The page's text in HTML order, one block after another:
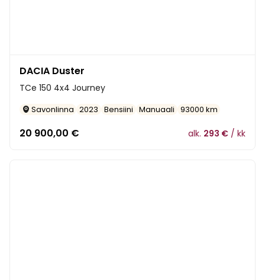
DACIA Duster
TCe 150 4x4 Journey
Savonlinna 2023 Bensiini Manuaali 93000 km
20 900,00 € alk. 293 € / kk